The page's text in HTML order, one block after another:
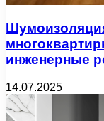
инженерные
14.07.2025